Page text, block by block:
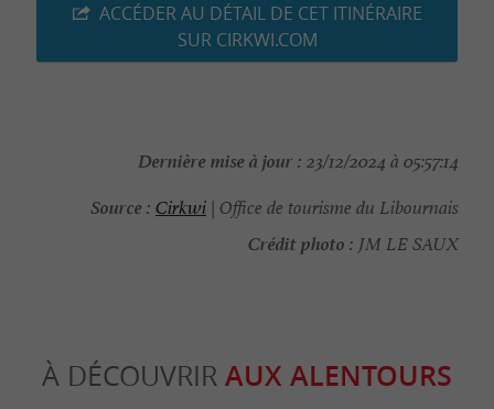
ACCÉDER AU DÉTAIL DE CET ITINÉRAIRE
SUR CIRKWI.COM
Dernière mise à jour : 23/12/2024 à 05:57:14
Source : Cirkwi | Office de tourisme du Libournais
Crédit photo : JM LE SAUX
À DÉCOUVRIR AUX ALENTOURS